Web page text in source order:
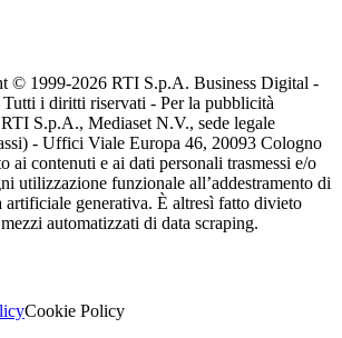
© 1999-2026 RTI S.p.A. Business Digital -
i diritti riservati - Per la pubblicità
S.p.A., Mediaset N.V., sede legale
- Uffici Viale Europa 46, 20093 Cologno
ai contenuti e ai dati personali trasmessi e/o
utilizzazione funzionale all’addestramento di
artificiale generativa. È altresì fatto divieto
automatizzati di data scraping.
Cookie Policy